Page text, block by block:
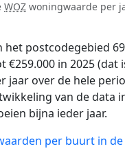
WOZ woningwaarde per
postcodegebied
€259.000 in 2025 (dat
jaar over de hele
van de data
bijna ieder jaar.
per buurt in de